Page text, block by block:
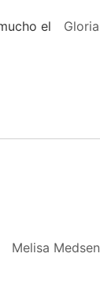
Gloria
el
Melisa Medsen